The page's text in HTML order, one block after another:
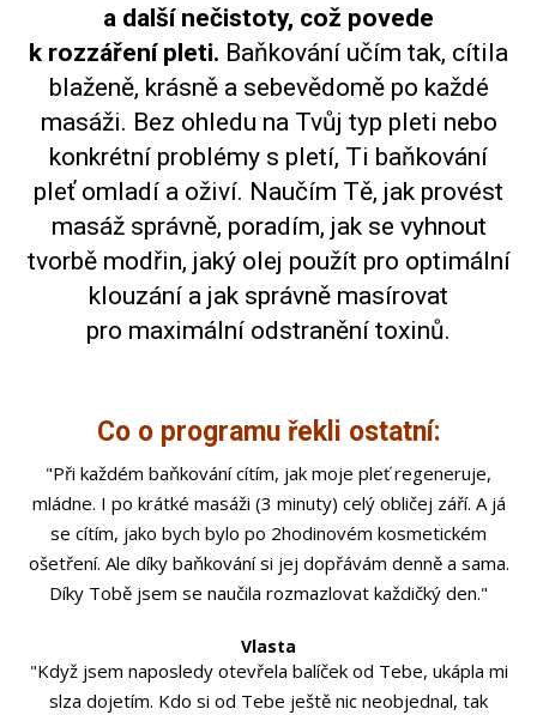
a další nečistoty, což povede
k rozzáření pleti. Baňkování učím tak, cítila
blaženě, krásně a sebevědomě po každé
masáži. Bez ohledu na Tvůj typ pleti nebo
konkrétní problémy s pletí, Ti baňkování
pleť omladí a oživí. Naučím Tě, jak provést
masáž správně, poradím, jak se vyhnout
tvorbě modřin, jaký olej použít pro optimální
klouzání a jak správně masírovat
pro maximální odstranění toxinů.
Co o programu řekli ostatní:
"Při každém baňkování cítím, jak moje pleť regeneruje,
mládne. I po krátké masáži (3 minuty) celý obličej září. A já
se cítím, jako bych bylo po 2hodinovém kosmetickém
ošetření. Ale díky baňkování si jej dopřávám denně a sama.
Díky Tobě jsem se naučila rozmazlovat každičký den."
Vlasta
"Když jsem naposledy otevřela balíček od Tebe, ukápla mi
slza dojetím. Kdo si od Tebe ještě nic neobjednal, tak